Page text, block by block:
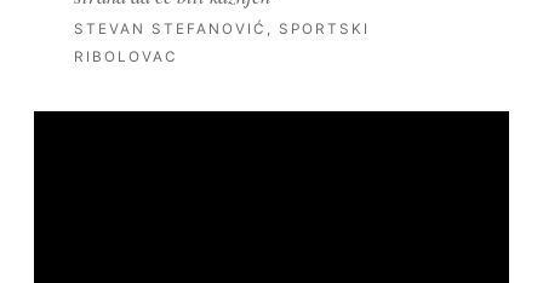
STEVAN STEFANOVIĆ, SPORTSKI
RIBOLOVAC